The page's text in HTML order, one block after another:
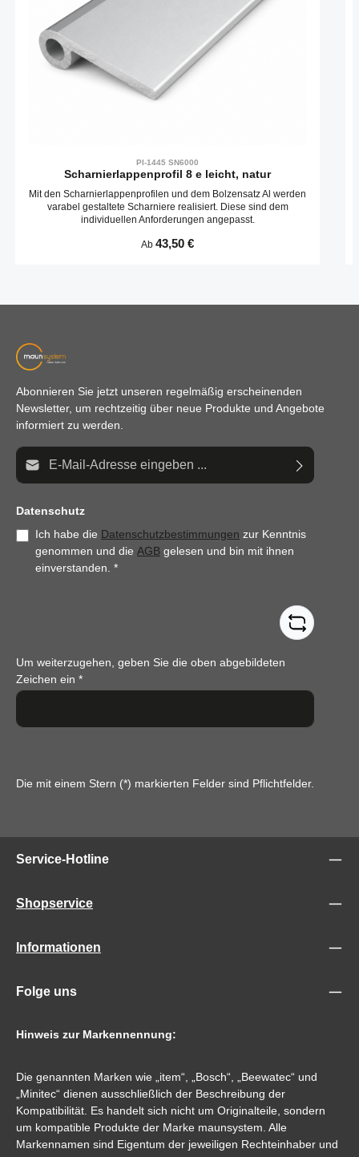
PI-1445 SN6000
Scharnierlappenprofil 8 e leicht, natur
Mit den Scharnierlappenprofilen und dem Bolzensatz Al werden
varabel gestaltete Scharniere realisiert. Diese sind dem
individuellen Anforderungen angepasst.
Regulärer Preis:
Ab 43,50 €
Abonnieren Sie jetzt unseren regelmäßig erscheinenden
Newsletter, um rechtzeitig über neue Produkte und Angebote
informiert zu werden.
E-Mail-Adresse*
Datenschutz
Ich habe die Datenschutzbestimmungen zur Kenntnis
genommen und die AGB gelesen und bin mit ihnen
einverstanden. *
Um weiterzugehen, geben Sie die oben abgebildeten
Zeichen ein *
Die mit einem Stern (*) markierten Felder sind Pflichtfelder.
Service-Hotline
Shopservice
Informationen
Folge uns
Hinweis zur Markennennung:
Die genannten Marken wie „item“, „Bosch“, „Beewatec“ und
„Minitec“ dienen ausschließlich der Beschreibung der
Kompatibilität. Es handelt sich nicht um Originalteile, sondern
um kompatible Produkte der Marke maunsystem. Alle
Markennamen sind Eigentum der jeweiligen Rechteinhaber und